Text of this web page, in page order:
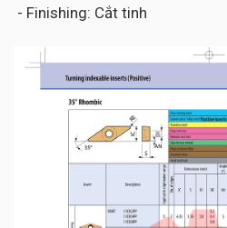
- Finishing: Cắt tinh